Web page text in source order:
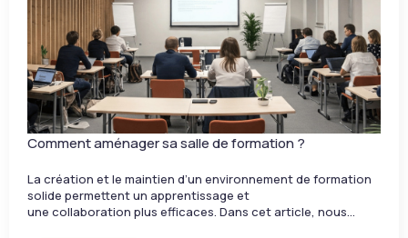
Comment aménager sa salle de formation ?
La création et le maintien d’un environnement de formation
solide permettent un apprentissage et
une collaboration plus efficaces. Dans cet article, nous…